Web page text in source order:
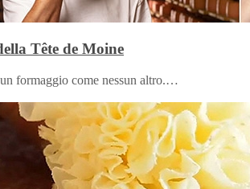
Tête de Moine
formaggio come nessun altro.…